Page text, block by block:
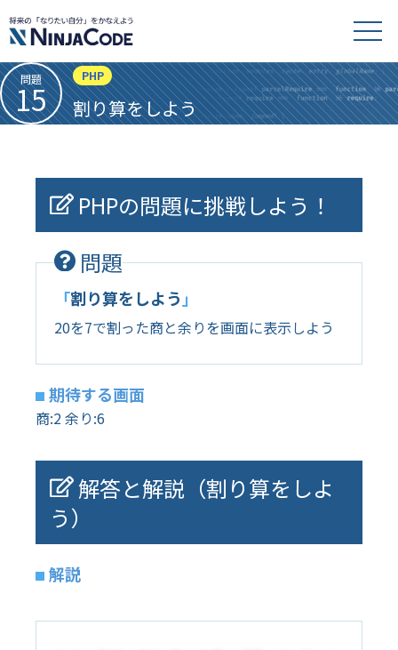
問題
15
PHP
割り算をしよう
PHPの問題に挑戦しよう！
問題
「割り算をしよう 」
20を7で割った商と余りを画面に表示しよう
期待する画面
商:2 余り:6
解答と解説（割り算をしよ
う）
解説